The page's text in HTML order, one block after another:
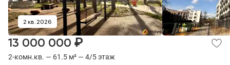
2 кв. 2026
2-комн.кв. — 61.5 м² — 4/5 этаж
13 000 000 ₽